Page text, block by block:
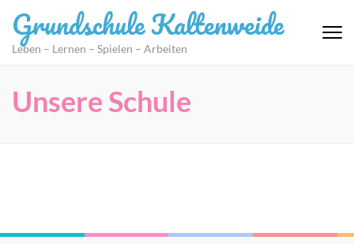
Inhalt
springen
Grundschule Kaltenweide
Leben – Lernen – Spielen – Arbeiten
Unsere Schule